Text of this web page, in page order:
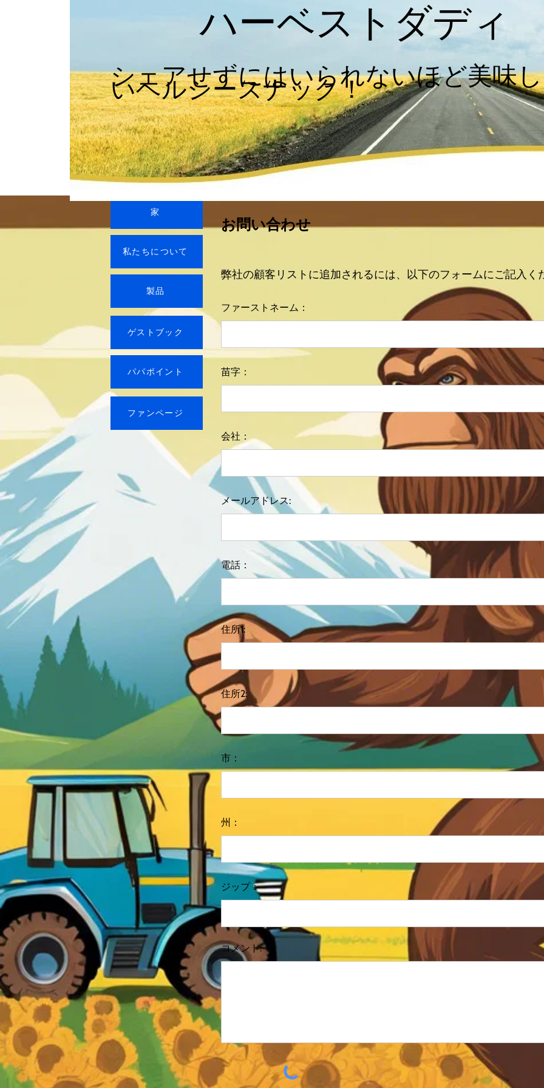
ハーベストダディ
シェアせずにはいられないほど美味し
いヘルシースナック！
家
私たちについて
製品
ゲストブック
パパポイント
ファンページ
お問い合わせ
弊社の顧客リストに追加されるには、以下のフォームにご記入く
ファーストネーム：
苗字：
会社：
メールアドレス:
電話：
住所1:
住所2:
市：
州：
ジップ：
コメント: